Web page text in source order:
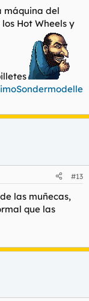
máquina del
Hot Wheels y
#13
las muñecas,
que las